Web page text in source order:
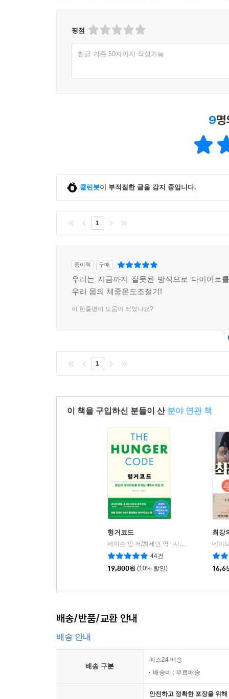
평점
한글 기준 50자까지 작성가능
9
클린봇이 부적절한 글을 감지 중입니다.
1
종이책 구매
우리는 지금까지 잘못된 방식으로 다이어트
우리 몸의 체중온도조절기!
이 한줄평이 도움이 되었나요?
1
이 책을 구입하신 분들이 산 분야 연관 책
헝거코드
제이슨 펑 저/최세민 역
시그마북스
44건
19,800원 (10% 할인)
최강
데이
배송/반품/교환 안내
배송 안내
배송 구분
예스24 배송
배송비 : 무료배송
안전하고 정확한 포장을 위